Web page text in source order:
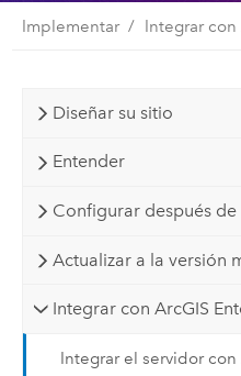
Implementar Integrar con
Diseñar su sitio
Entender
Configurar después
Actualizar a la versión
Integrar con ArcGIS
Integrar el servidor con